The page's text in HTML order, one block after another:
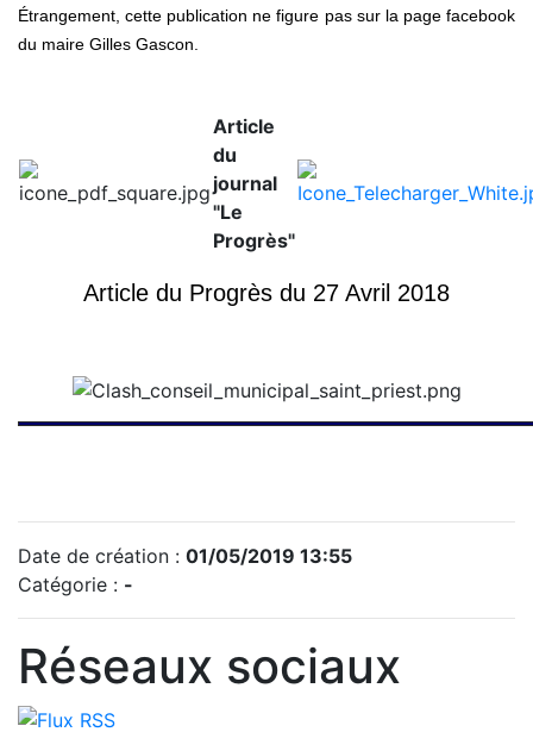
Étrangement, cette publication ne figure pas sur la page facebook
du maire Gilles Gascon.
Article
du
journal
"Le
Progrès"
Article du Progrès du 27 Avril 2018
Date de création : 01/05/2019 13:55
Catégorie : -
Réseaux sociaux